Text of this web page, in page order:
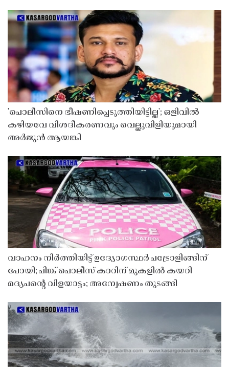
'പൊലീസിനെ ഭീഷണിപ്പെടുത്തിയിട്ടില്ല'; ഒളിവിൽ
കഴിയവേ വിശദീകരണവും വെല്ലുവിളിയുമായി
അർജുൻ ആയങ്കി
വാഹനം നിർത്തിയിട്ട് ഉദ്യോഗസ്ഥർ പട്രോളിങ്ങിന്
പോയി; പിങ്ക് പൊലീസ് കാറിന് മുകളിൽ കയറി
മദ്യപൻ്റെ വിളയാട്ടം; അന്വേഷണം തുടങ്ങി